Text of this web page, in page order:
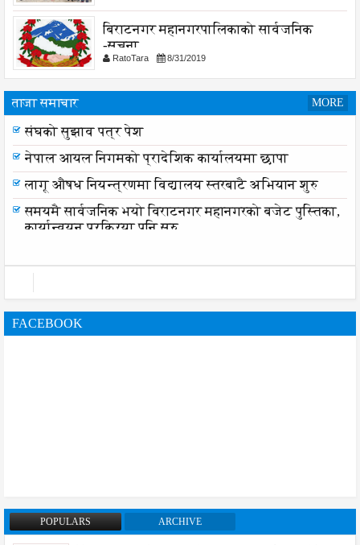
बिराटनगर महानगरपालिकाको सार्वजनिक
-सुचना
RatoTara 8/31/2019
ताजा समाचार MORE
संघको सुझाव पत्र पेश
नेपाल आयल निगमको प्रादेशिक कार्यालयमा छापा
लागू औषध नियन्त्रणमा विद्यालय स्तरबाटै अभियान शुरु
समयमै सार्वजनिक भयो विराटनगर महानगरको बजेट पुस्तिका,
कार्यान्वयन प्रक्रिया पनि सुरु
FACEBOOK
POPULARS ARCHIVE